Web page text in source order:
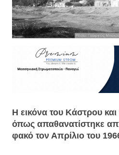
Η εικόνα του Κάστρου
όπως απαθανατίστηκε
φακό τον Απρίλιο του